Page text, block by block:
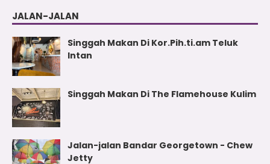
JALAN-JALAN
Singgah Makan Di Kor.Pih.ti.am Teluk
Intan
Singgah Makan Di The Flamehouse Kulim
Jalan-jalan Bandar Georgetown - Chew
Jetty